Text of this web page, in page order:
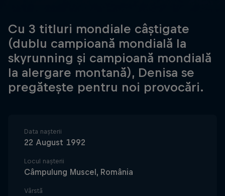
Cu 3 titluri mondiale câștigate
(dublu campioană mondială la
skyrunning și campioană mondială
la alergare montană), Denisa se
pregătește pentru noi provocări.
Data nașterii
22 August 1992
Locul nașterii
Câmpulung Muscel, România
Vârstă